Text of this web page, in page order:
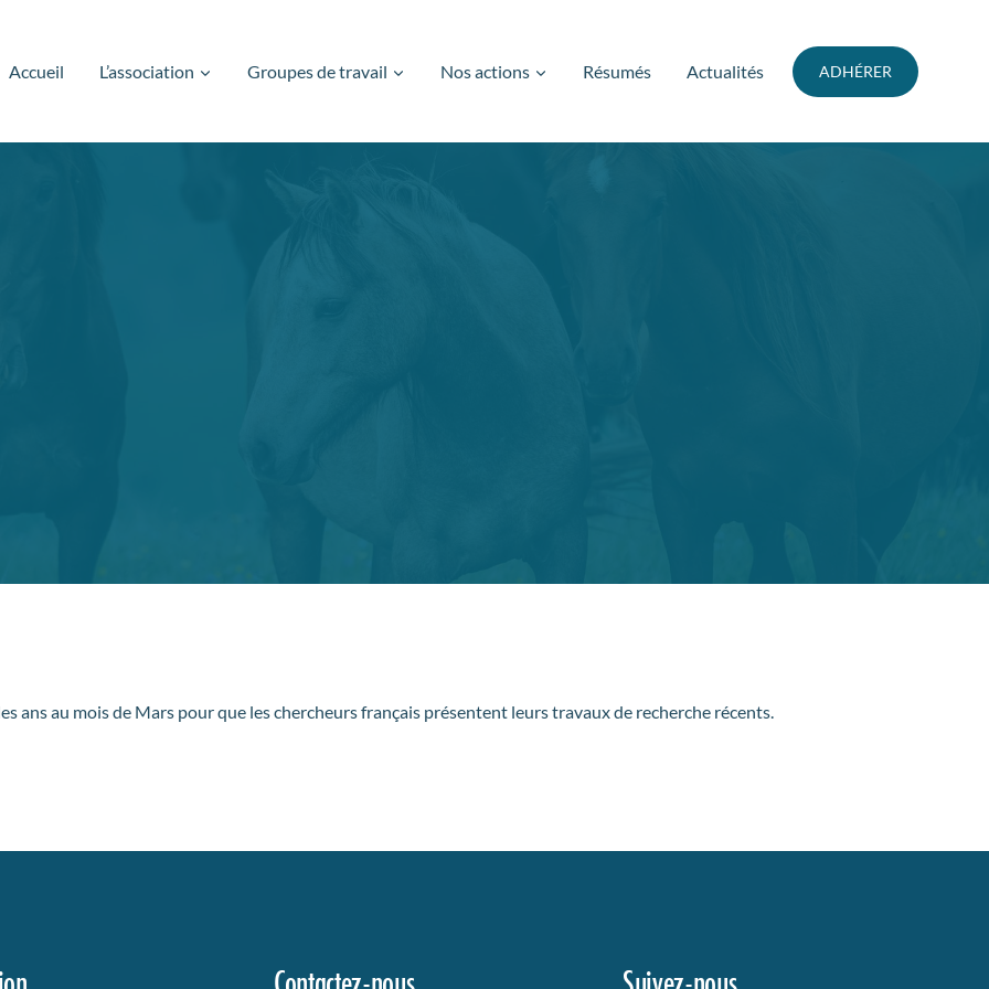
Accueil L’association Groupes de travail Nos actions Résumés Actualités ADHÉRER
ans au mois de Mars pour que les chercheurs français présentent leurs travaux de recherche récents.